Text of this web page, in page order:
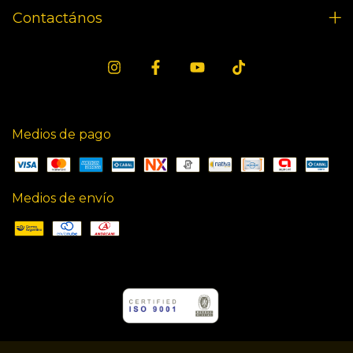
Contactános
Medios de pago
Medios de envío